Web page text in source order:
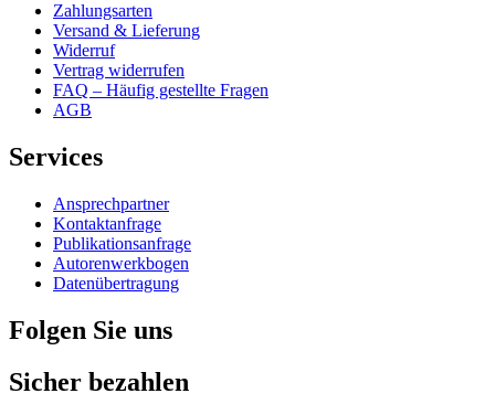
Zahlungsarten
Versand & Lieferung
Widerruf
Vertrag widerrufen
FAQ – Häufig gestellte Fragen
AGB
Services
Ansprechpartner
Kontaktanfrage
Publikationsanfrage
Autorenwerkbogen
Datenübertragung
Folgen Sie uns
Sicher bezahlen